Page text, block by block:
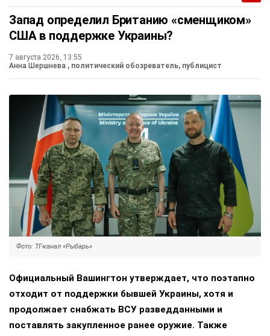
Запад определил Британию «сменщиком»
США в поддержке Украины?
7 августа 2026, 13:55
Анна Шершнева , политический обозреватель, публицист
Фото: ТГ-канал «Рыбарь»
Официальный Вашингтон утверждает, что поэтапно
отходит от поддержки бывшей Украины, хотя и
продолжает снабжать ВСУ разведданными и
поставлять закупленное ранее оружие. Также